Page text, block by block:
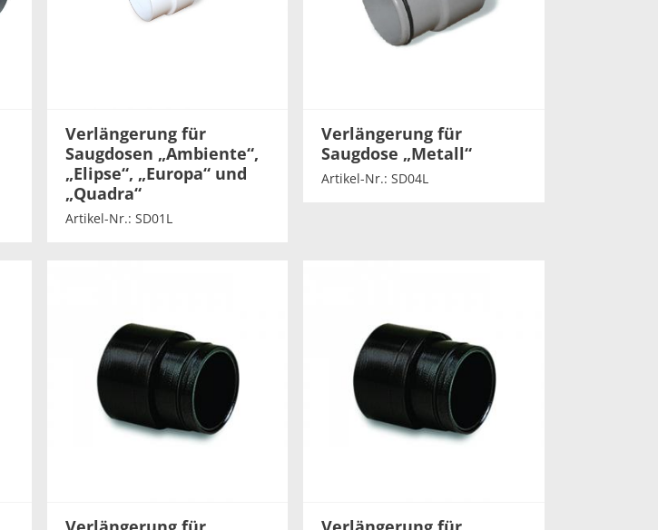
Verlängerung für
Saugdosen „Ambiente“,
„Elipse“, „Europa“ und
„Quadra“
Artikel-Nr.: SD01L
Verlängerung für
Saugdose „Metall“
Artikel-Nr.: SD04L